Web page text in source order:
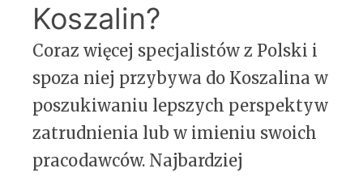
Koszalin?
Coraz więcej specjalistów z Polski i
spoza niej przybywa do Koszalina w
poszukiwaniu lepszych perspektyw
zatrudnienia lub w imieniu swoich
pracodawców. Najbardziej